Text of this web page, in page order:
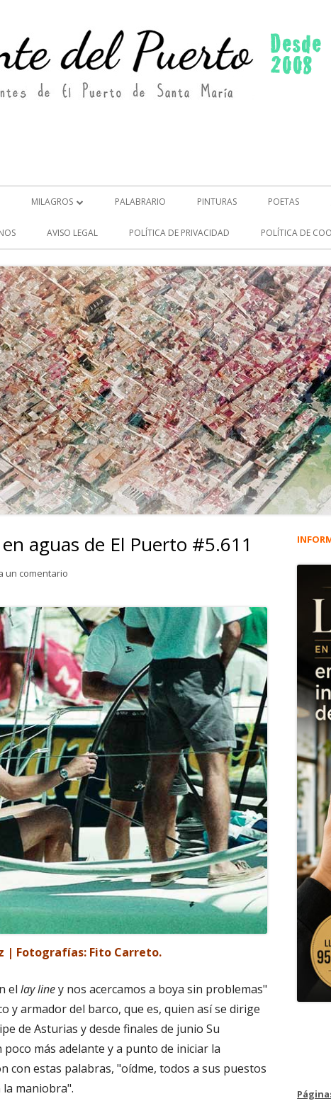
MILAGROS
MILAGROS (2)
PALABRARIO PINTURAS POETAS
AVISO LEGAL POLÍTICA DE PRIVACIDAD POLÍTICA DE
aguas de El Puerto #5.611
un comentario
| Fotografías: Fito Carreto.
el lay liney nos acercamos a boya sin problemas"
y armador del barco, que es, quien así se dirige
de Asturias y desde finales de junio Su
poco más adelante y a punto de iniciar la
con estas palabras, "oídme, todos a sus puestos
maniobra".